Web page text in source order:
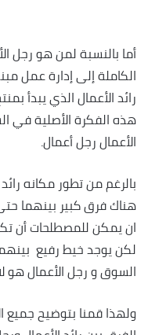
أما بالنسبة لمن هو
الكاملة إلى إدارة عمل
رائد الأعمال الذي يبدأ
هذه الفكرة الأصلية في
الأعمال رجل أعمال.
بالرغم من تطور مكانه
هناك فرق كبير بينهما
ان يمكن للمصطلحات أن
لكن يوجد خيط رفيع
السوق و رجل الأعمال
ولهذا قمنا بتوضيح جميع